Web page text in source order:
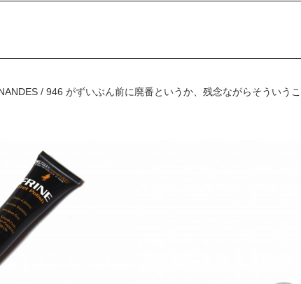
/ 946 がずいぶん前に廃番というか、残念ながらそういうこ